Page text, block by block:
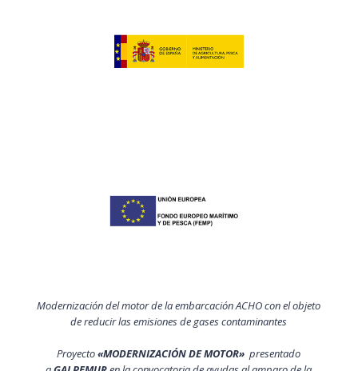
Modernización del motor de la embarcación ACHO con el objeto
de reducir las emisiones de gases contaminantes
Proyecto«MODERNIZACIÓN DE MOTOR» presentado